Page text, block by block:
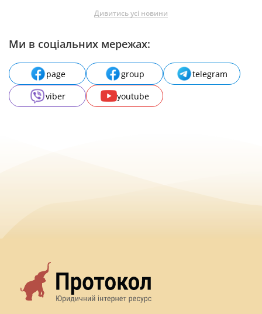
Дивитись усі новини
Ми в соціальних мережах:
page group
telegram
viber
youtube